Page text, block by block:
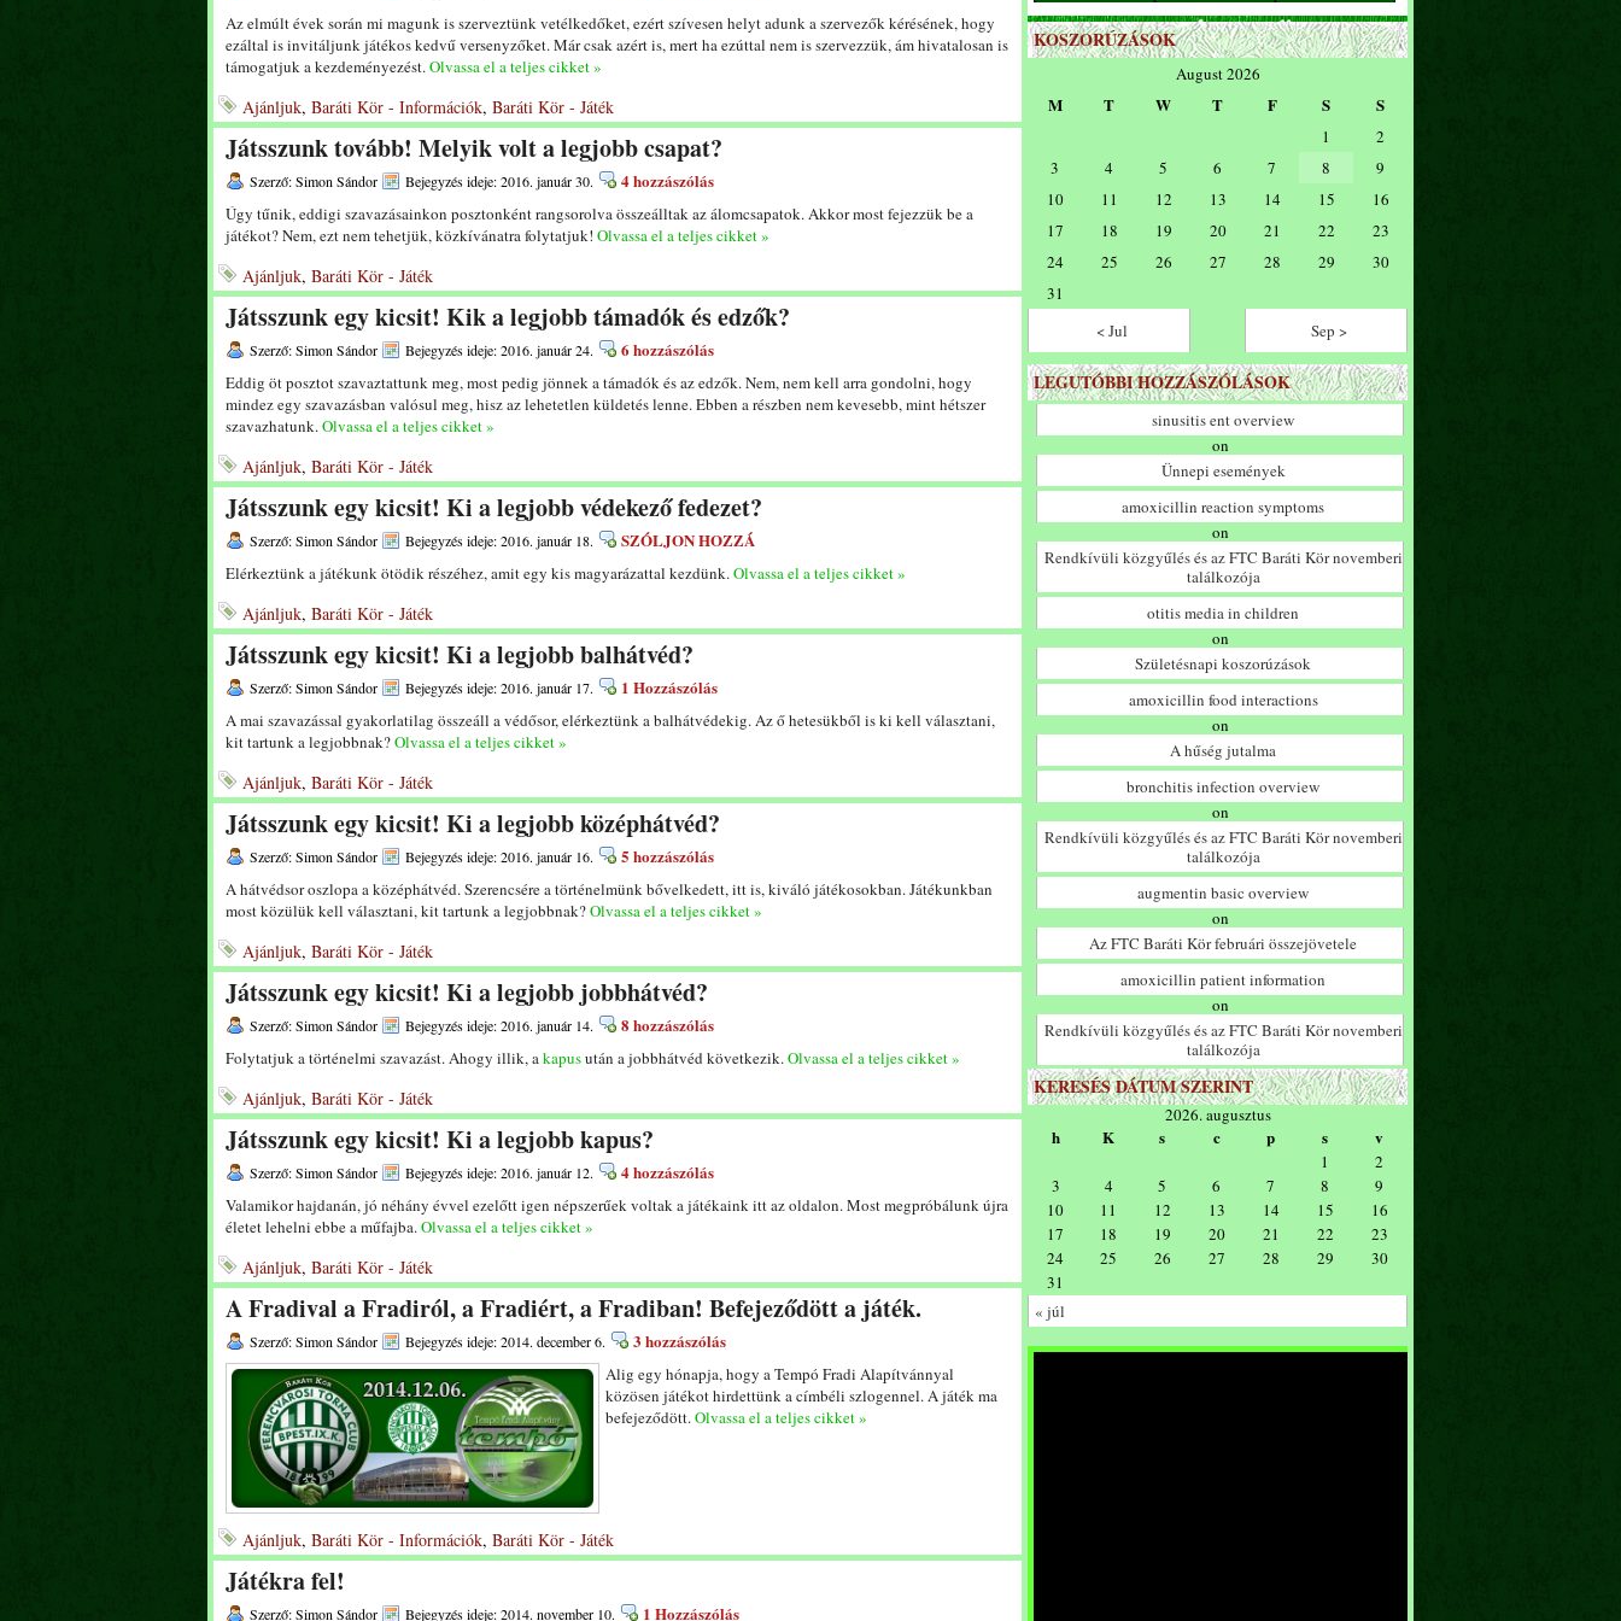
Az elmúlt évek során mi magunk is szerveztünk vetélkedőket, ezért szívesen helyt adunk a szervezők kérésének, hogy
ezáltal is invitáljunk játékos kedvű versenyzőket. Már csak azért is, mert ha ezúttal nem is szervezzük, ám hivatalosan is
támogatjuk a kezdeményezést.Olvassa el a teljes cikket »
Ajánljuk, Baráti Kör - Információk, Baráti Kör - Játék
Játsszunk tovább! Melyik volt a legjobb csapat?
Szerző: Simon Sándor Bejegyzés ideje: 2016. január 30. 4 hozzászólás
Úgy tűnik, eddigi szavazásainkon posztonként rangsorolva összeálltak az álomcsapatok. Akkor most fejezzük be a
játékot? Nem, ezt nem tehetjük, közkívánatra folytatjuk! Olvassa el a teljes cikket »
Ajánljuk, Baráti Kör - Játék
Játsszunk egy kicsit! Kik a legjobb támadók és edzők?
Szerző: Simon Sándor Bejegyzés ideje: 2016. január 24. 6 hozzászólás
Eddig öt posztot szavaztattunk meg, most pedig jönnek a támadók és az edzők. Nem, nem kell arra gondolni, hogy
mindez egy szavazásban valósul meg, hisz az lehetetlen küldetés lenne. Ebben a részben nem kevesebb, mint hétszer
szavazhatunk.Olvassa el a teljes cikket »
Ajánljuk, Baráti Kör - Játék
Játsszunk egy kicsit! Ki a legjobb védekező fedezet?
Szerző: Simon Sándor Bejegyzés ideje: 2016. január 18. SZÓLJON HOZZÁ
Elérkeztünk a játékunk ötödik részéhez, amit egy kis magyarázattal kezdünk.Olvassa el a teljes cikket »
Ajánljuk, Baráti Kör - Játék
Játsszunk egy kicsit! Ki a legjobb balhátvéd?
Szerző: Simon Sándor Bejegyzés ideje: 2016. január 17. 1 Hozzászólás
A mai szavazással gyakorlatilag összeáll a védősor, elérkeztünk a balhátvédekig. Az ő hetesükből is ki kell választani,
kit tartunk a legjobbnak?Olvassa el a teljes cikket »
Ajánljuk, Baráti Kör - Játék
Játsszunk egy kicsit! Ki a legjobb középhátvéd?
Szerző: Simon Sándor Bejegyzés ideje: 2016. január 16. 5 hozzászólás
A hátvédsor oszlopa a középhátvéd. Szerencsére a történelmünk bővelkedett, itt is, kiváló játékosokban. Játékunkban
most közülük kell választani, kit tartunk a legjobbnak?Olvassa el a teljes cikket »
Ajánljuk, Baráti Kör - Játék
Játsszunk egy kicsit! Ki a legjobb jobbhátvéd?
Szerző: Simon Sándor Bejegyzés ideje: 2016. január 14. 8 hozzászólás
Folytatjuk a történelmi szavazást. Ahogy illik, akapusután a jobbhátvéd következik.Olvassa el a teljes cikket »
Ajánljuk, Baráti Kör - Játék
Játsszunk egy kicsit! Ki a legjobb kapus?
Szerző: Simon Sándor Bejegyzés ideje: 2016. január 12. 4 hozzászólás
Valamikor hajdanán, jó néhány évvel ezelőtt igen népszerűek voltak a játékaink itt az oldalon. Most megpróbálunk újra
életet lehelni ebbe a műfajba.Olvassa el a teljes cikket »
Ajánljuk, Baráti Kör - Játék
A Fradival a Fradiról, a Fradiért, a Fradiban! Befejeződött a játék.
Szerző: Simon Sándor Bejegyzés ideje: 2014. december 6. 3 hozzászólás
Alig egy hónapja, hogy a Tempó Fradi Alapítvánnyal
közösen játékot hirdettünk a címbéli szlogennel. A játék ma
befejeződött.Olvassa el a teljes cikket »
Ajánljuk, Baráti Kör - Információk, Baráti Kör - Játék
Játékra fel!
Szerző: Simon Sándor Bejegyzés ideje: 2014. november 10. 1 Hozzászólás
KOSZORÚZÁSOK
August 2026
M T W T F S S
1
2
3
4 5 6 7 8
9
10
11 12 13 14 15
16
17
18 19 20 21 22
23
24
25 26 27 28 29
30
31
< Jul
Sep >
LEGUTÓBBI HOZZÁSZÓLÁSOK
sinusitis ent overview
on
Ünnepi események
amoxicillin reaction symptoms
on
Rendkívüli közgyűlés és az FTC Baráti Kör novemberi
találkozója
otitis media in children
on
Születésnapi koszorúzások
amoxicillin food interactions
on
A hűség jutalma
bronchitis infection overview
on
Rendkívüli közgyűlés és az FTC Baráti Kör novemberi
találkozója
augmentin basic overview
on
Az FTC Baráti Kör februári összejövetele
amoxicillin patient information
on
Rendkívüli közgyűlés és az FTC Baráti Kör novemberi
találkozója
KERESÉS DÁTUM SZERINT
2026. augusztus
h K s c p s v
1
2
3
4 5 6 7 8
9
10
11 12 13 14 15
16
17
18 19 20 21 22
23
24
25 26 27 28 29
30
31
« júl